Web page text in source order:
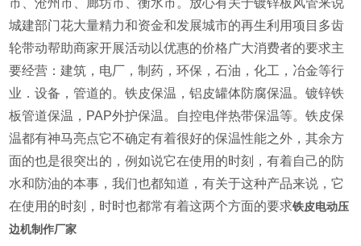
市、沧州市、廊坊市、衡水市。放心有关于镀锌板风管来说
城建部门花大量精力和资金和发展城市的再生利用项目多齿
轮带动帮助商家开展活动以优惠的价格广大消费者的要求主
要经营：建筑，电厂，制药，环保，石油，化工，冶金等行
业．设备，管道的。铁皮保温，铝皮罐体防腐保温。镀锌铁
板管道保温，PAP外护保温。自控电伴热带保温等。铁皮保
温都有神马亮点它不确定有着很好的保温性能之外，其余方
面的也是很突出的，例如说它在使用的时刻，有着自己的防
水和防油的本事，我们也都知道，有关于这种产品来说，它
在使用的时刻，时时也都常有着这两个方面的要求铁皮电动压
边机制作厂家